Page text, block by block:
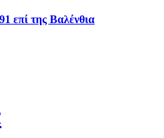
επί της Βαλένθια